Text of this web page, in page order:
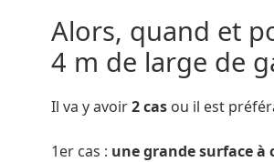
Alors, quand et
4 m de large de
Il va y avoir2 cas ou il est
1er cas : une grande surface à